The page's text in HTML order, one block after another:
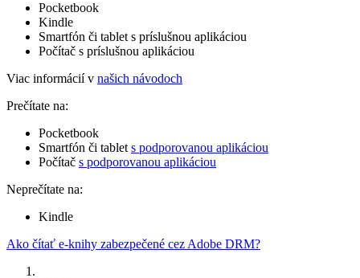
Pocketbook
Kindle
Smartfón či tablet s príslušnou aplikáciou
Počítač s príslušnou aplikáciou
Viac informácií v našich návodoch
Prečítate na:
Pocketbook
Smartfón či tablet s podporovanou aplikáciou
Počítač s podporovanou aplikáciou
Neprečítate na:
Kindle
Ako čítať e-knihy zabezpečené cez Adobe DRM?